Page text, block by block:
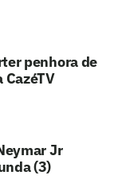
penhora de
CazéTV
Jr
(3)